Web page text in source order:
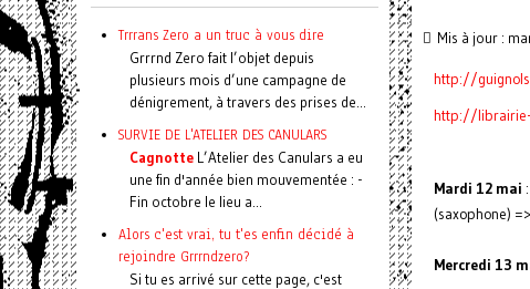
Mis à jour :
http://
http://librairie-
Mardi 12 mai
(saxophone)
Mercredi 13
Trrrans Zero a un truc à vous dire
Grrrnd Zero fait l’objet depuis
plusieurs mois d’une campagne de
dénigrement, à travers des prises de...
SURVIE DE L'ATELIER DES CANULARS
Cagnotte L’Atelier des Canulars a eu
une fin d'année bien mouvementée : -
Fin octobre le lieu a...
Alors c'est vrai, tu t'es enfin décidé à
rejoindre Grrrndzero?
Si tu es arrivé sur cette page, c'est